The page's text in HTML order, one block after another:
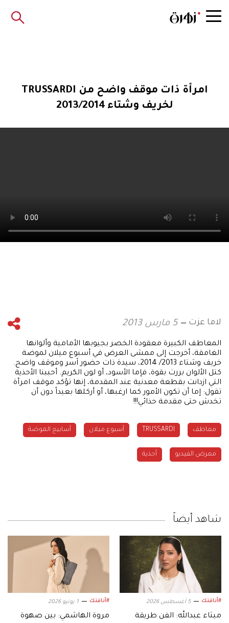
امرأة ذات موقف واضح من TRUSSARDI
لخريف وشتاء 2013/2014
لاما عزت 5 مارس 2013
المعاطف الكبيرة معقودة الخصر بجيوبها الأمامية وألوانها
الغامقة، أخرجت إلى ممشى العرض في أسبوع ميلان لموضة
خريف وشتاء 2013/ 2014، سيدة ذات حضور آسر وموقف واضح.
كتل الألوان بررت بقوة، فإما الأسود، أو لون الكريم. أحببنا الأحذية
التي ازدانت بقطعة معدنية عند المقدمة، إنها تؤكد موقف امرأة
تقول: إما أن تكون الأمور كما ارغبها، أو أركلها بعيداً دون أن
تخدش حتى مقدمة حذائي!!!
معاطف TRUSSARDI أسبوع ميلان أسابيع الموضة
معرض الفيديو أحذية
شاهد أيضاً
#أناقتك 5 أغسطس 2026
ميثاء عبدالله: الفن طريقة
#أناقتك 1 يونيو 2026
مروة الهاشمي: بين صهوة